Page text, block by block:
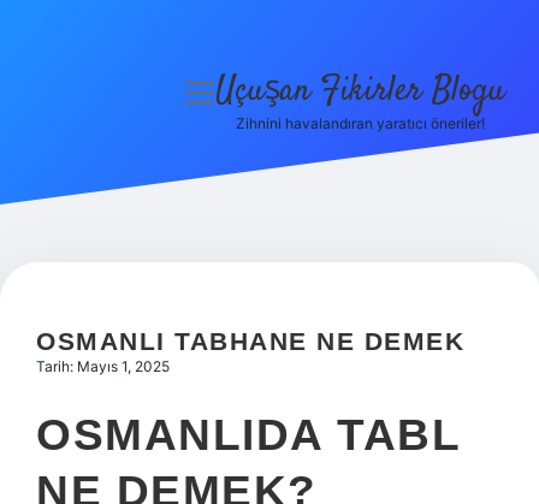
Hakkımızda
menüyü
Uçuşan Fikirler Blogu
Zihnini havalandıran yaratıcı öneriler!
OSMANLI TABHANE NE DEMEK
Tarih: Mayıs 1, 2025
OSMANLIDA TABL
NE DEMEK?